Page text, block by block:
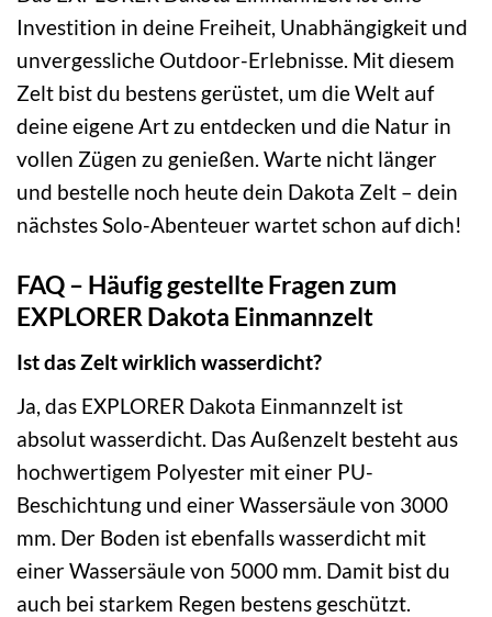
Investition in deine Freiheit, Unabhängigkeit und
unvergessliche Outdoor-Erlebnisse. Mit diesem
Zelt bist du bestens gerüstet, um die Welt auf
deine eigene Art zu entdecken und die Natur in
vollen Zügen zu genießen. Warte nicht länger
und bestelle noch heute dein Dakota Zelt – dein
nächstes Solo-Abenteuer wartet schon auf dich!
FAQ – Häufig gestellte Fragen zum
EXPLORER Dakota Einmannzelt
Ist das Zelt wirklich wasserdicht?
Ja, das EXPLORER Dakota Einmannzelt ist
absolut wasserdicht. Das Außenzelt besteht aus
hochwertigem Polyester mit einer PU-
Beschichtung und einer Wassersäule von 3000
mm. Der Boden ist ebenfalls wasserdicht mit
einer Wassersäule von 5000 mm. Damit bist du
auch bei starkem Regen bestens geschützt.